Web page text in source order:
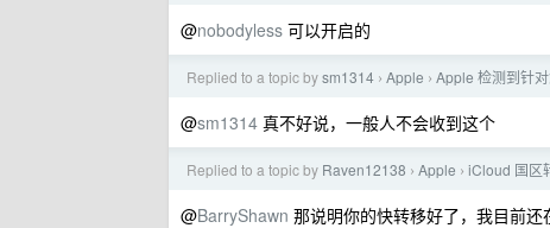
@nobodyless 可以开启的
Replied to a topic bysm1314 › Apple › Apple 检测到针
@sm1314 真不好说，一般人不会收到这个
Replied to a topic by Raven12138 › Apple › iCloud 国区
@BarryShawn 那说明你的快转移好了，我目前